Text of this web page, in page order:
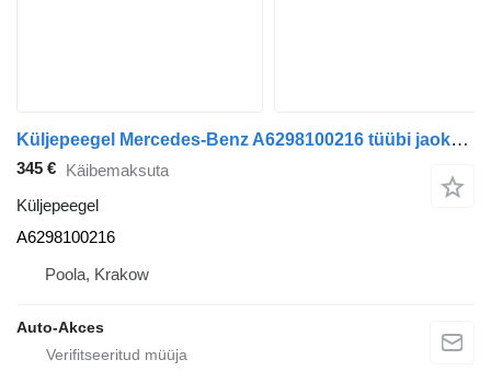
Küljepeegel Mercedes-Benz A6298100216 tüübi jaoks bussi Mercedes-Benz Tourismo Travego O580
345 € Käibemaksuta
Küljepeegel
A6298100216
Poola, Krakow
Auto-Akces